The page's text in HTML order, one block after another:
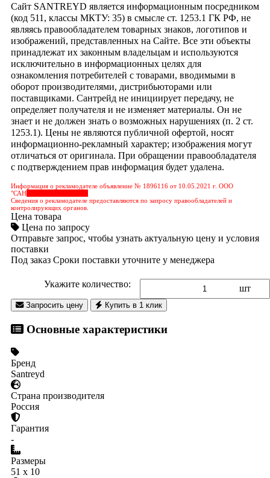
Сайт SANTREYD является информационным посредником
(код 511, классы МКТУ: 35) в смысле ст. 1253.1 ГК РФ, не
являясь правообладателем товарных знаков, логотипов и
изображений, представленных на Сайте. Все эти объекты
принадлежат их законным владельцам и используются
исключительно в информационных целях для
ознакомления потребителей с товарами, вводимыми в
оборот производителями, дистрибьюторами или
поставщиками. Сантрейд не инициирует передачу, не
определяет получателя и не изменяет материалы. Он не
знает и не должен знать о возможных нарушениях (п. 2 ст.
1253.1). Цены не являются публичной офертой, носят
информационно-рекламный характер; изображения могут
отличаться от оригинала. При обращении правообладателя
с подтверждением прав информация будет удалена.
Информация о рекламодателе объявление № 1896116 от 10.05.2021 г. ООО
"САН
Сведения о рекламодателе предоставляются по запросу правообладателей и
контролирующих органов.
Цена товара
Цена по запросу
Отправьте запрос, чтобы узнать актуальную цену и условия
поставки
Под заказ Сроки поставки уточните у менеджера
Укажите количество: шт
Запросить цену Купить в 1 клик
Основные характеристики
Бренд
Santreyd
Страна производителя
Россия
Гарантия
-
Размеры
51 x 10